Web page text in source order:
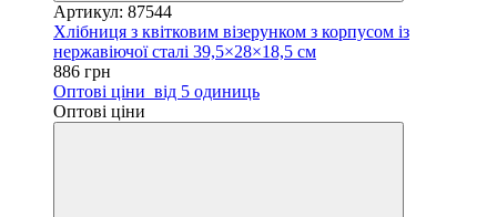
Артикул: 87544
Хлібниця з квітковим візерунком з корпусом із
нержавіючої сталі 39,5×28×18,5 см
886 грн
Оптові ціни від 5 одиниць
Оптові ціни